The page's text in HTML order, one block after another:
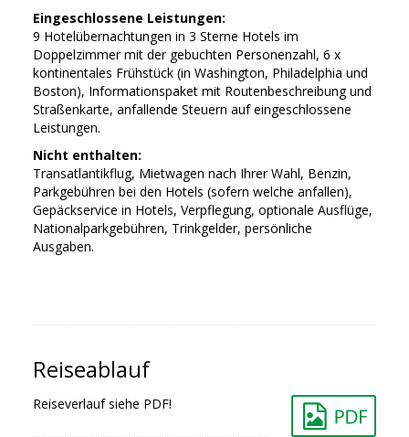
Eingeschlossene Leistungen:
9 Hotelübernachtungen in 3 Sterne Hotels im
Doppelzimmer mit der gebuchten Personenzahl, 6 x
kontinentales Frühstück (in Washington, Philadelphia und
Boston), Informationspaket mit Routenbeschreibung und
Straßenkarte, anfallende Steuern auf eingeschlossene
Leistungen.
Nicht enthalten:
Transatlantikflug, Mietwagen nach Ihrer Wahl, Benzin,
Parkgebühren bei den Hotels (sofern welche anfallen),
Gepäckservice in Hotels, Verpflegung, optionale Ausflüge,
Nationalparkgebühren, Trinkgelder, persönliche
Ausgaben.
Reiseablauf
Reiseverlauf siehe PDF!